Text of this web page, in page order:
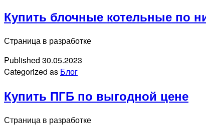
Купить блочные котельные по
Страница в разработке
Published 30.05.2023
Categorized as Блог
Купить ПГБ по выгодной цене
Страница в разработке